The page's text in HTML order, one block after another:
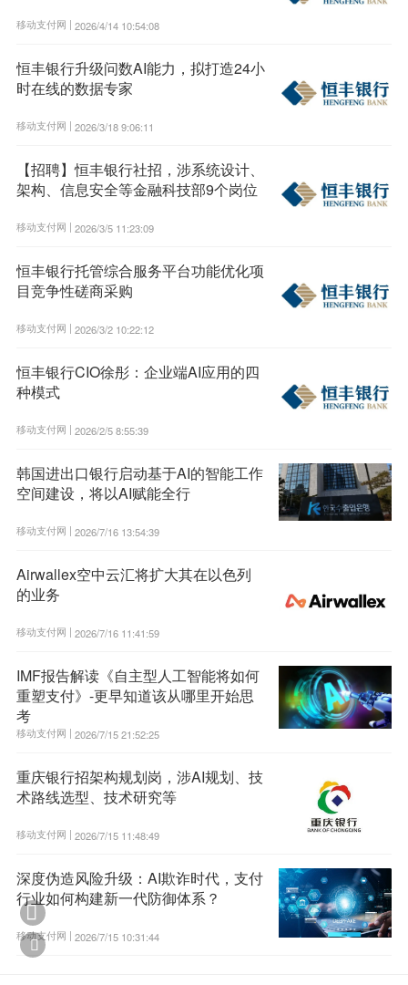
移动支付网 | 2026/4/14 10:54:08
恒丰银行升级问数AI能力，拟打造24小
时在线的数据专家
移动支付网 | 2026/3/18 9:06:11
【招聘】恒丰银行社招，涉系统设计、
架构、信息安全等金融科技部9个岗位
移动支付网 | 2026/3/5 11:23:09
恒丰银行托管综合服务平台功能优化项
目竞争性磋商采购
移动支付网 | 2026/3/2 10:22:12
恒丰银行CIO徐彤：企业端AI应用的四
种模式
移动支付网 | 2026/2/5 8:55:39
韩国进出口银行启动基于AI的智能工作
空间建设，将以AI赋能全行
移动支付网 | 2026/7/16 13:54:39
Airwallex空中云汇将扩大其在以色列
的业务
移动支付网 | 2026/7/16 11:41:59
IMF报告解读《自主型人工智能将如何
重塑支付》-更早知道该从哪里开始思
考
移动支付网 | 2026/7/15 21:52:25
重庆银行招架构规划岗，涉AI规划、技
术路线选型、技术研究等
移动支付网 | 2026/7/15 11:48:49
深度伪造风险升级：AI欺诈时代，支付
行业如何构建新一代防御体系？
移动支付网 | 2026/7/15 10:31:44

